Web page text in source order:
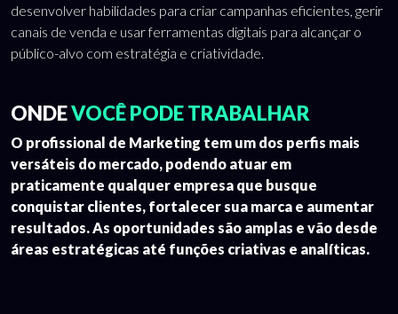
desenvolver habilidades para criar campanhas eficientes, gerir
canais de venda e usar ferramentas digitais para alcançar o
público-alvo com estratégia e criatividade.
ONDEVOCÊ PODE TRABALHAR
O profissional de Marketing tem um dos perfis mais
versáteis do mercado, podendo atuar em
praticamente qualquer empresa que busque
conquistar clientes, fortalecer sua marca e aumentar
resultados. As oportunidades são amplas e vão desde
áreas estratégicas até funções criativas e analíticas.